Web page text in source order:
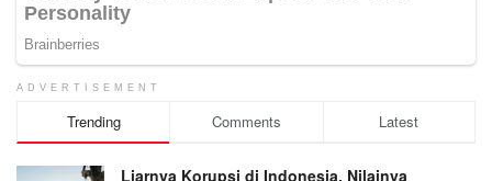
ADVERTISEMENT
Trending Comments Latest
Liarnya Korupsi di Indonesia, Nilainya